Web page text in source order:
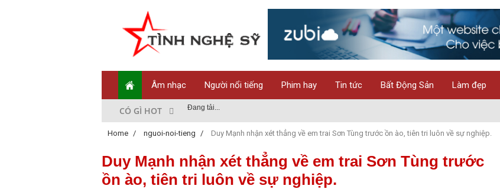
Âm nhạc Người nổi tiếng Phim hay Tin tức Bất Động Sản Làm đẹp
CÓ GÌ HOT Đang tải...
Home / nguoi-noi-tieng / Duy Mạnh nhận xét thẳng về em trai Sơn Tùng trước ồn ào, tiên tri luôn về sự nghiệp.
Duy Mạnh nhận xét thẳng về em trai Sơn Tùng trước
ồn ào, tiên tri luôn về sự nghiệp.